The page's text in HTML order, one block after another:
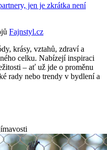
jen je zkrátka není
Fajnstyl.cz
krásy, vztahů, zdraví a
celku. Nabízejí inspiraci
– ať už jde o proměnu
rady nebo trendy v bydlení a